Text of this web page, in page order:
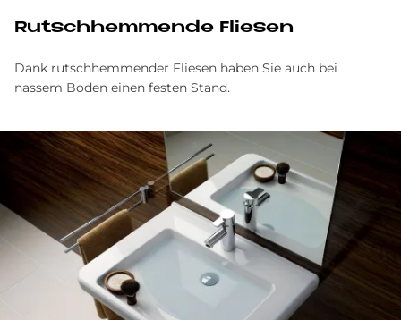
Rutsch­hem­men­de Flie­sen
Dank rutschhemmender Fliesen haben Sie auch bei
nassem Boden einen festen Stand.